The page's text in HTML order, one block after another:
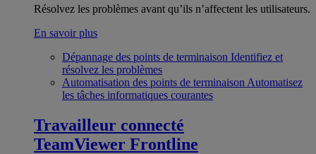
Résolvez les problèmes avant qu’ils n’affectent les utilisateurs.
En savoir plus
Dépannage des points de terminaison Identifiez et
résolvez les problèmes
Automatisation des points de terminaison Automatisez
les tâches informatiques courantes
Travailleur connecté
TeamViewer Frontline